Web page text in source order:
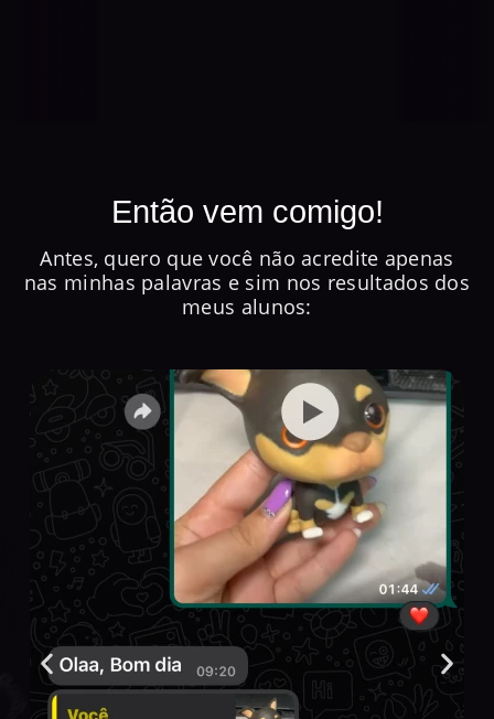
Então vem comigo!
Antes, quero que você não acredite apenas
nas minhas palavras e sim nos resultados dos
meus alunos: